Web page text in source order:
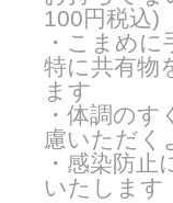
100円税込)
・こまめ
特に共有物
ます
・体調の
慮いただく
・感染防
いたします